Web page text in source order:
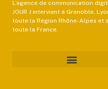
L’agence de communication
JOUR J intervient à Grenoble,
toute la Région Rhône-Alpes et
toute la France.